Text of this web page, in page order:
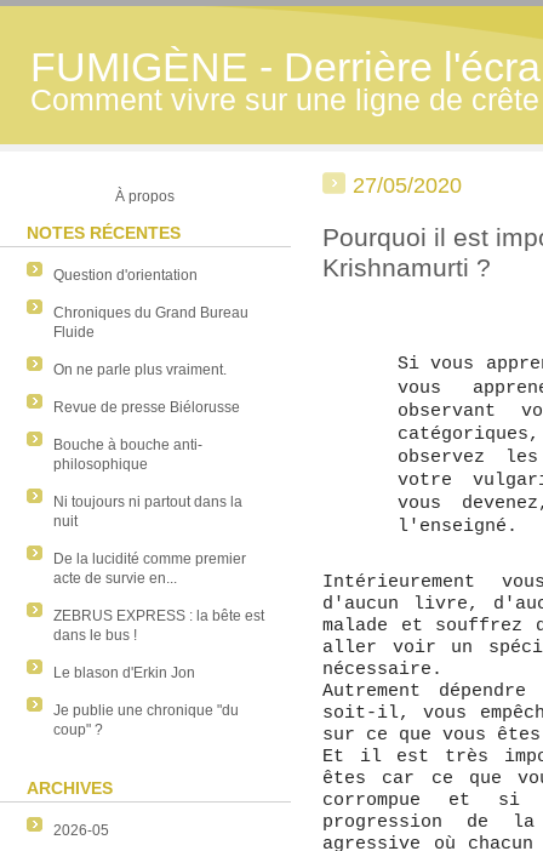
FUMIGÈNE - Derrière
Comment vivre sur une ligne de crête
À propos
NOTES RÉCENTES
Question d'orientation
Chroniques du Grand Bureau
Fluide
On ne parle plus vraiment.
Revue de presse Biélorusse
Bouche à bouche anti-
philosophique
Ni toujours ni partout dans la
nuit
De la lucidité comme premier
acte de survie en...
ZEBRUS EXPRESS : la bête est
dans le bus !
Le blason d'Erkin Jon
Je publie une chronique "du
coup" ?
ARCHIVES
2026-05
27/05/2020
Pourquoi il est
Krishnamurti ?
Si vous
vous
observant
observez
votre
vous
l'enseigné.
Intérieurement
d'aucun livre,
malade et souffrez
aller voir un
nécessaire.
Autrement
soit-il, vous
sur ce que vous
Et il est très
êtes car ce que
corrompue et si
progression de
agressive où